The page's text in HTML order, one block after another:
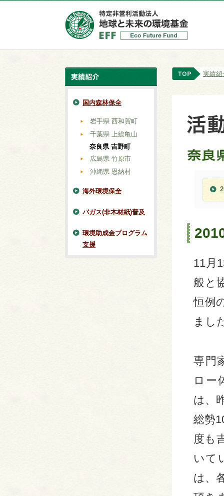
国内森林保全
岩手県 西和賀町
千葉県 上総亀山
奈良県 吉野町
広島県 竹原市
沖縄県 恩納村
海外環境保全
バガス(非木材紙)普及
環境助成金プログラム
支援
実績紹
11月
般と
恒例
まし
専門
ロー
は、
総勢
度も
いて
は、